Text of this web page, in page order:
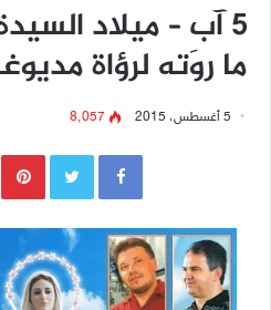
5 آب – ميلاد
ما روَته لرؤاة
5 أغسطس، 2015 8٬057